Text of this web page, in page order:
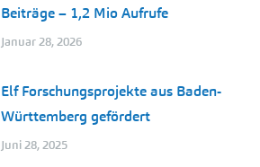
Beiträge – 1,2 Mio Aufrufe
Januar 28, 2026
Elf Forschungsprojekte aus Baden-
Württemberg gefördert
Juni 28, 2025